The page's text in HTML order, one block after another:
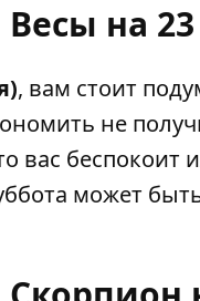
на
, вам стоит
не
вас беспокоит
может